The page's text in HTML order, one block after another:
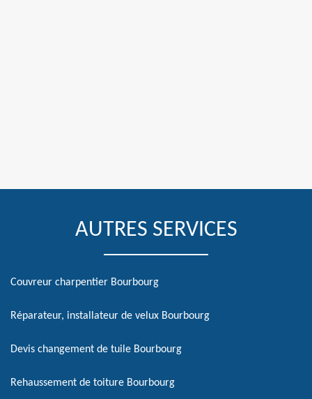
AUTRES SERVICES
Couvreur charpentier Bourbourg
Réparateur, installateur de velux Bourbourg
Devis changement de tuile Bourbourg
Rehaussement de toiture Bourbourg